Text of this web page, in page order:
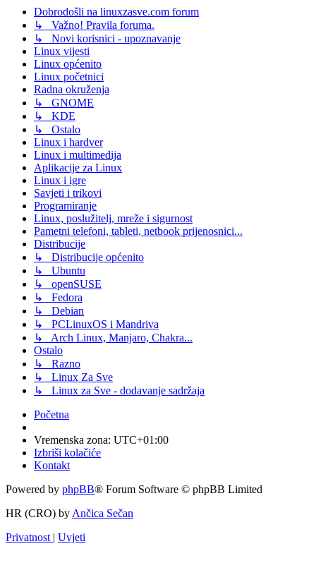
Dobrodošli na linuxzasve.com forum
↳ Važno! Pravila foruma.
↳ Novi korisnici - upoznavanje
Linux vijesti
Linux općenito
Linux početnici
Radna okruženja
↳ GNOME
↳ KDE
↳ Ostalo
Linux i hardver
Linux i multimedija
Aplikacije za Linux
Linux i igre
Savjeti i trikovi
Programiranje
Linux, poslužitelj, mreže i sigurnost
Pametni telefoni, tableti, netbook prijenosnici...
Distribucije
↳ Distribucije općenito
↳ Ubuntu
↳ openSUSE
↳ Fedora
↳ Debian
↳ PCLinuxOS i Mandriva
↳ Arch Linux, Manjaro, Chakra...
Ostalo
↳ Razno
↳ Linux Za Sve
↳ Linux za Sve - dodavanje sadržaja
Početna
Vremenska zona: UTC+01:00
Izbriši kolačiće
Kontakt
Powered by phpBB® Forum Software © phpBB Limited
HR (CRO) byAnčica Sečan
Privatnost
Uvjeti